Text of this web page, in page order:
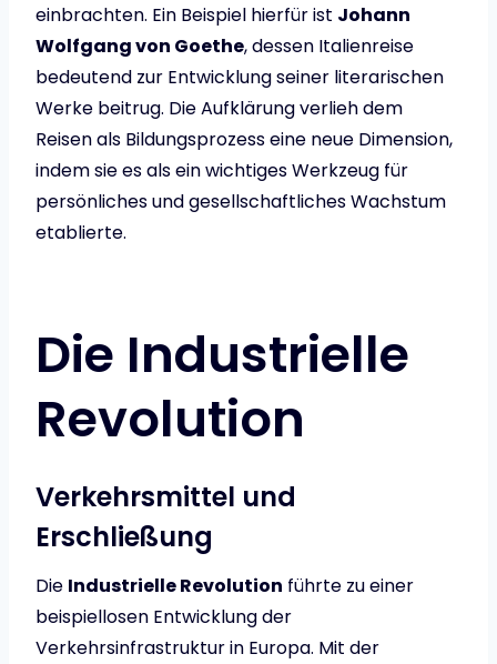
einbrachten. Ein Beispiel hierfür ist Johann
Wolfgang von Goethe, dessen Italienreise
bedeutend zur Entwicklung seiner literarischen
Werke beitrug. Die Aufklärung verlieh dem
Reisen als Bildungsprozess eine neue Dimension,
indem sie es als ein wichtiges Werkzeug für
persönliches und gesellschaftliches Wachstum
etablierte.
Die Industrielle
Revolution
Verkehrsmittel und
Erschließung
Die Industrielle Revolution führte zu einer
beispiellosen Entwicklung der
Verkehrsinfrastruktur in Europa. Mit der